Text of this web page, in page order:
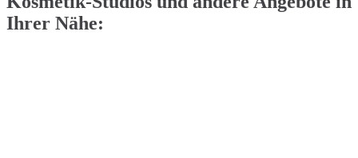
Ihrer Nähe: